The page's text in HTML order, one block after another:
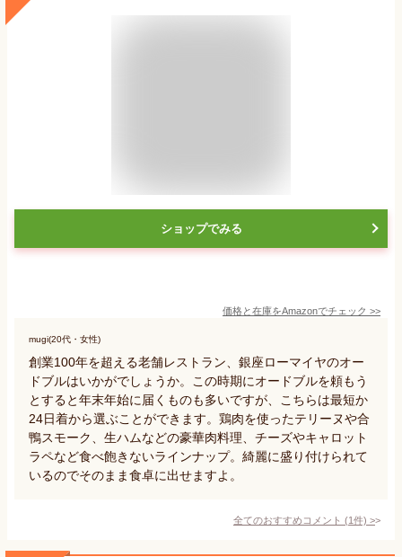
ショップでみる
価格と在庫をAmazonでチェック >>
mugi(20代・女性)
創業100年を超える老舗レストラン、銀座ローマイヤのオー
ドブルはいかがでしょうか。この時期にオードブルを頼もう
とすると年末年始に届くものも多いですが、こちらは最短か
24日着から選ぶことができます。鶏肉を使ったテリーヌや合
鴨スモーク、生ハムなどの豪華肉料理、チーズやキャロット
ラペなど食べ飽きないラインナップ。綺麗に盛り付けられて
いるのでそのまま食卓に出せますよ。
全てのおすすめコメント (1件) >